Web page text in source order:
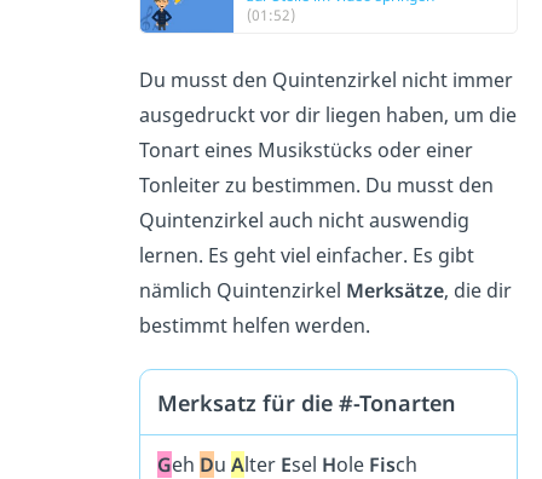
(01:52)
Du musst den Quintenzirkel nicht immer
ausgedruckt vor dir liegen haben, um die
Tonart eines Musikstücks oder einer
Tonleiter zu bestimmen. Du musst den
Quintenzirkel auch nicht auswendig
lernen. Es geht viel einfacher. Es gibt
nämlich Quintenzirkel Merksätze, die dir
bestimmt helfen werden.
Merksatz für die #-Tonarten
Geh Du Alter Esel Hole Fisch